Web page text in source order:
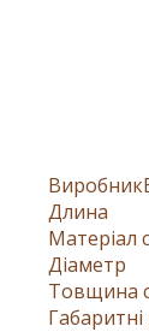
Виробник
Длина
Матеріал
Діаметр
Товщина